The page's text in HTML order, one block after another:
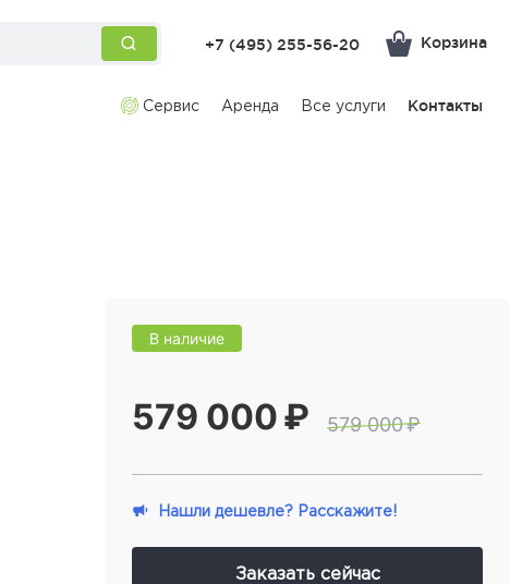
+7 (495) 255-56-20 Корзина
Сервис Аренда Все услуги Контакты
В наличие
579 000 ₽ 579 000 ₽
Нашли дешевле? Расскажите!
Заказать сейчас